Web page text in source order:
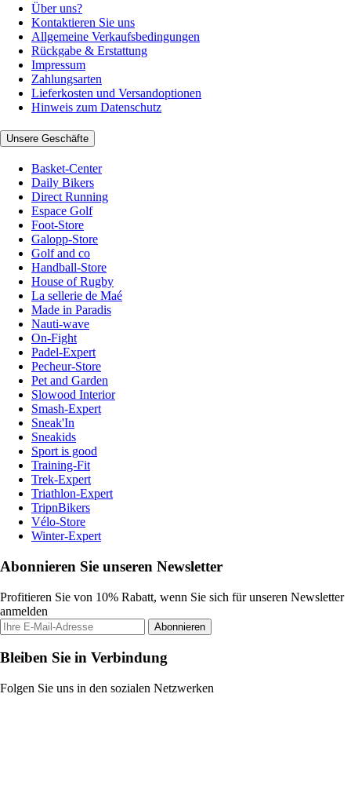
Über uns?
Kontaktieren Sie uns
Allgemeine Verkaufsbedingungen
Rückgabe & Erstattung
Impressum
Zahlungsarten
Lieferkosten und Versandoptionen
Hinweis zum Datenschutz
Unsere Geschäfte
Basket-Center
Daily Bikers
Direct Running
Espace Golf
Foot-Store
Galopp-Store
Golf and co
Handball-Store
House of Rugby
La sellerie de Maé
Made in Paradis
Nauti-wave
On-Fight
Padel-Expert
Pecheur-Store
Pet and Garden
Slowood Interior
Smash-Expert
Sneak'In
Sneakids
Sport is good
Training-Fit
Trek-Expert
Triathlon-Expert
TripnBikers
Vélo-Store
Winter-Expert
Abonnieren Sie unseren Newsletter
Profitieren Sie von 10% Rabatt, wenn Sie sich für unseren Newsletter
anmelden
Abonnieren
Bleiben Sie in Verbindung
Folgen Sie uns in den sozialen Netzwerken